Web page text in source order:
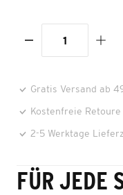
Gratis Versand ab
Kostenfreie
2-5 Werktage
FÜR JEDE